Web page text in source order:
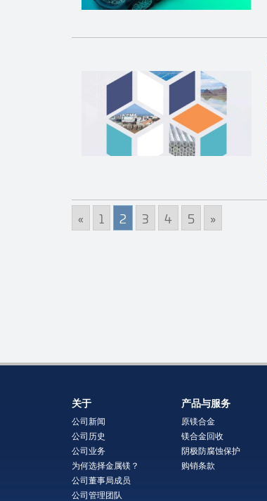
« 1 2 3 4 5 »
关于
公司新闻
公司历史
公司业务
为何选择金属镁？
公司董事局成员
公司管理团队
产品与服务
原镁合金
镁合金回收
阴极防腐蚀保护
购销条款